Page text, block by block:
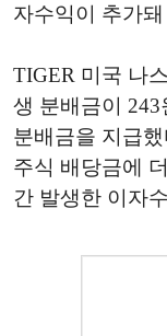
자수익이 추가
TIGER 미국 나
생 분배금이 243
분배금을 지급
주식 배당금에
간 발생한 이자